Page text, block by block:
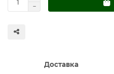
Доставка